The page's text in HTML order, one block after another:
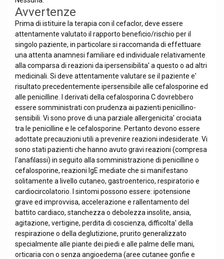
Avvertenze
Prima di istituire la terapia con il cefaclor, deve essere
attentamente valutato il rapporto beneficio/rischio per il
singolo paziente, in particolare si raccomanda di effettuare
una attenta anamnesi familiare ed individuale relativamente
alla comparsa di reazioni da ipersensibilita' a questo o ad altri
medicinali. Si deve attentamente valutare se il paziente e'
risultato precedentemente ipersensibile alle cefalosporine ed
alle penicilline. I derivati della cefalosporina C dovrebbero
essere somministrati con prudenza ai pazienti penicillino-
sensibili. Vi sono prove di una parziale allergenicita' crociata
tra le penicilline e le cefalosporine. Pertanto devono essere
adottate precauzioni utili a prevenire reazioni indesiderate. Vi
sono stati pazienti che hanno avuto gravi reazioni (compresa
l'anafilassi) in seguito alla somministrazione di penicilline o
cefalosporine, reazioni IgE mediate che si manifestano
solitamente a livello cutaneo, gastroenterico, respiratorio e
cardiocircolatorio. I sintomi possono essere: ipotensione
grave ed improvvisa, accelerazione e rallentamento del
battito cardiaco, stanchezza o debolezza insolite, ansia,
agitazione, vertigine, perdita di coscienza, difficolta' della
respirazione o della deglutizione, prurito generalizzato
specialmente alle piante dei piedi e alle palme delle mani,
orticaria con o senza angioedema (aree cutanee gonfie e